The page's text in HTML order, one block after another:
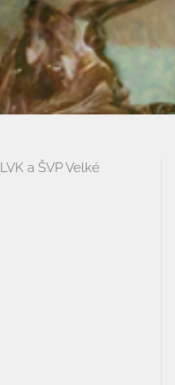
LVK a ŠVP Velké